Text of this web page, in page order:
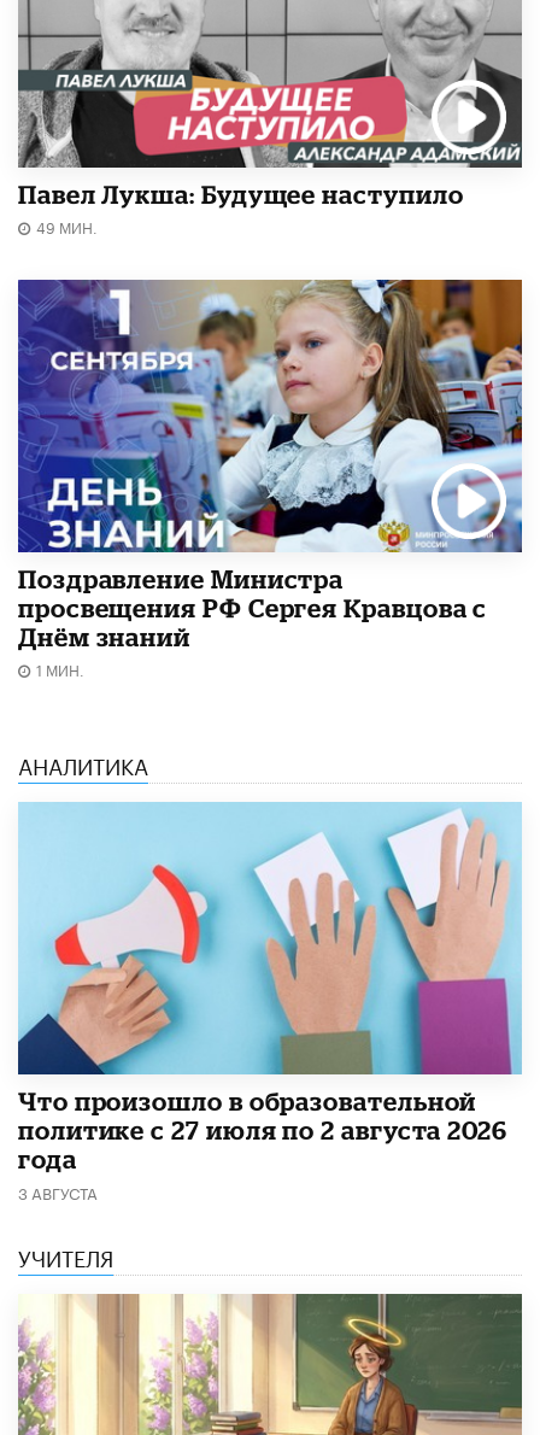
Павел Лукша: Будущее наступило
49 МИН.
Поздравление Министра
просвещения РФ Сергея Кравцова с
Днём знаний
1 МИН.
АНАЛИТИКА
​Что произошло в образовательной
политике с 27 июля по 2 августа 2026
года
3 АВГУСТА
УЧИТЕЛЯ